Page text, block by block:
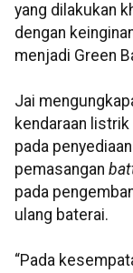
yang dilakukan
dengan
menjadi Green
Jai
kendaraan listrik
pada
pemasangan
pada
ulang baterai.
“Pada